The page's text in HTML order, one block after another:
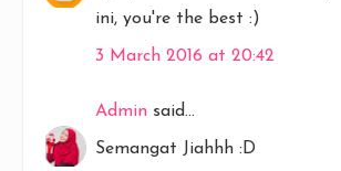
ini, you're the best :)
3 March 2016 at 20:42
Admin said...
Semangat Jiahhh :D